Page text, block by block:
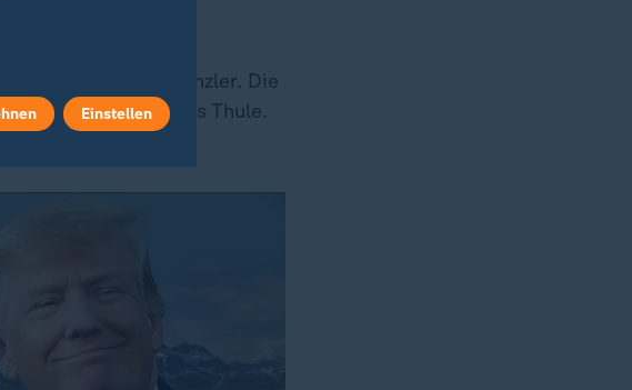
sagte der Kanzler. Die
Luftwaffenbasis Thule.
wichtig.
Einstellen